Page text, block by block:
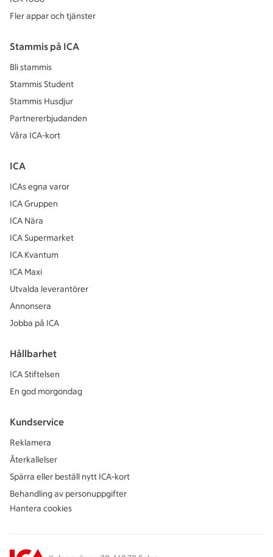
Fler appar och tjänster
Stammis på ICA
Bli stammis
Stammis Student
Stammis Husdjur
Partnererbjudanden
Våra ICA-kort
ICA
ICAs egna varor
ICA Gruppen
ICA Nära
ICA Supermarket
ICA Kvantum
ICA Maxi
Utvalda leverantörer
Annonsera
Jobba på ICA
Hållbarhet
ICA Stiftelsen
En god morgondag
Kundservice
Reklamera
Återkallelser
Spärra eller beställ nytt ICA-kort
Behandling av personuppgifter
Hantera cookies